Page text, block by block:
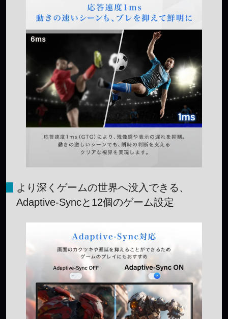
より深くゲームの世界へ没入できる、
Adaptive-Syncと12個のゲーム設定